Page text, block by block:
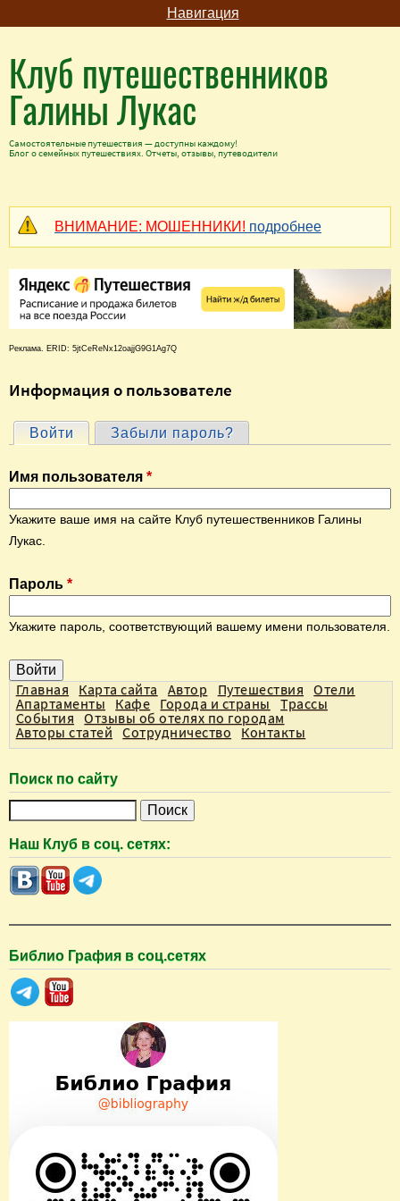
Навигация
Клуб путешественников
Галины Лукас
Самостоятельные путешествия — доступны каждому!
Блог о семейных путешествиях. Отчеты, отзывы, путеводители
ВНИМАНИЕ: МОШЕННИКИ! подробнее
Реклама. ERID: 5jtCeReNx12oajjG9G1Ag7Q
Информация о пользователе
Г
л
а
в
н
е
в
л
а
д
к
и
Войти (активная вкладка)
Забыли пароль?
Имя пользователя *
Укажите ваше имя на сайте Клуб путешественников Галины
Лукас.
Пароль *
Укажите пароль, соответствующий вашему имени пользователя.
Главная Карта сайта Автор Путешествия
Отели
Апартаменты
Кафе Города и страны
Трассы
События
Отзывы об отелях по городам
Авторы статей
Сотрудничество Контакты
Поиск по сайту
и
с
к
Наш Клуб в соц. сетях:
Библио Графия в соц.сетях